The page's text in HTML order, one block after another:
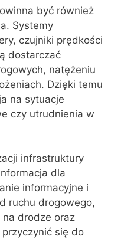
być również
Systemy
czujniki prędkości
dostarczać
natężeniu
Dzięki temu
na sytuacje
czy utrudnienia w
infrastruktury
dla
informacyjne i
ruchu drogowego,
drodze oraz
się do